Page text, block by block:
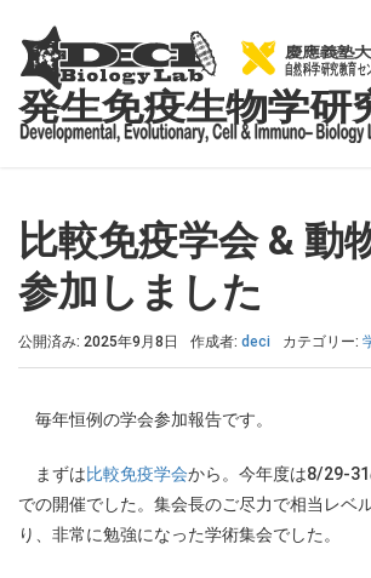
比較免疫学会 & 動
参加しました
公開済み: 2025年9月8日 作成者: deci カテゴリー:
毎年恒例の学会参加報告です。
まずは比較免疫学会から。今年度は8/29-
での開催でした。集会長のご尽力で相当レベ
り、非常に勉強になった学術集会でした。